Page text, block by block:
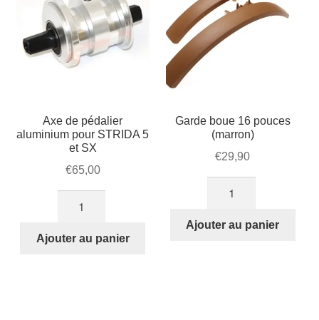
Axe de pédalier
aluminium pour STRIDA 5
et SX
€65,00
Axe
Ajouter au panier
Garde boue 16 pouces
(marron)
€29,90
Garde
Ajouter au panier